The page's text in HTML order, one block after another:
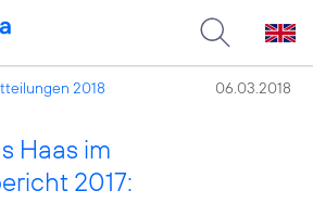
2018 06.03.2018
Haas im
2017: